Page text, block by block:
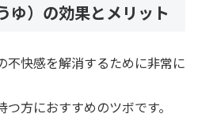
ゆ）の効果とメリット
不快感を解消するために非常に
方におすすめのツボです。